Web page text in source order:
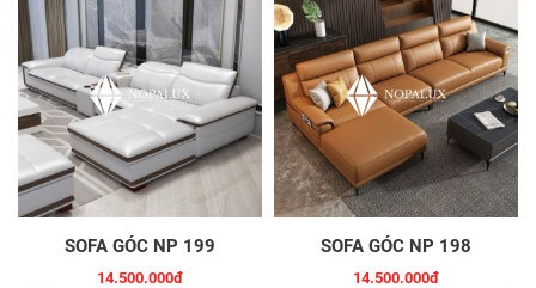
SOFA GÓC NP 199
14.500.000đ
SOFA GÓC NP 198
14.500.000đ